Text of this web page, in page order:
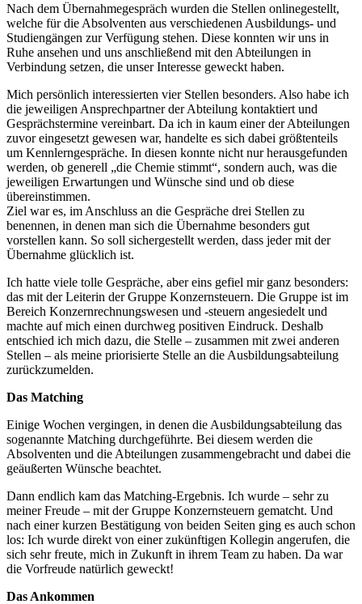
Nach dem Übernahmegespräch wurden die Stellen onlinegestellt,
welche für die Absolventen aus verschiedenen Ausbildungs- und
Studiengängen zur Verfügung stehen. Diese konnten wir uns in
Ruhe ansehen und uns anschließend mit den Abteilungen in
Verbindung setzen, die unser Interesse geweckt haben.
Mich persönlich interessierten vier Stellen besonders. Also habe ich
die jeweiligen Ansprechpartner der Abteilung kontaktiert und
Gesprächstermine vereinbart. Da ich in kaum einer der Abteilungen
zuvor eingesetzt gewesen war, handelte es sich dabei größtenteils
um Kennlerngespräche. In diesen konnte nicht nur herausgefunden
werden, ob generell „die Chemie stimmt“, sondern auch, was die
jeweiligen Erwartungen und Wünsche sind und ob diese
übereinstimmen.
Ziel war es, im Anschluss an die Gespräche drei Stellen zu
benennen, in denen man sich die Übernahme besonders gut
vorstellen kann. So soll sichergestellt werden, dass jeder mit der
Übernahme glücklich ist.
Ich hatte viele tolle Gespräche, aber eins gefiel mir ganz besonders:
das mit der Leiterin der Gruppe Konzernsteuern. Die Gruppe ist im
Bereich Konzernrechnungswesen und -steuern angesiedelt und
machte auf mich einen durchweg positiven Eindruck. Deshalb
entschied ich mich dazu, die Stelle – zusammen mit zwei anderen
Stellen – als meine priorisierte Stelle an die Ausbildungsabteilung
zurückzumelden.
Das Matching
Einige Wochen vergingen, in denen die Ausbildungsabteilung das
sogenannte Matching durchgeführte. Bei diesem werden die
Absolventen und die Abteilungen zusammengebracht und dabei die
geäußerten Wünsche beachtet.
Dann endlich kam das Matching-Ergebnis. Ich wurde – sehr zu
meiner Freude – mit der Gruppe Konzernsteuern gematcht. Und
nach einer kurzen Bestätigung von beiden Seiten ging es auch schon
los: Ich wurde direkt von einer zukünftigen Kollegin angerufen, die
sich sehr freute, mich in Zukunft in ihrem Team zu haben. Da war
die Vorfreude natürlich geweckt!
Das Ankommen